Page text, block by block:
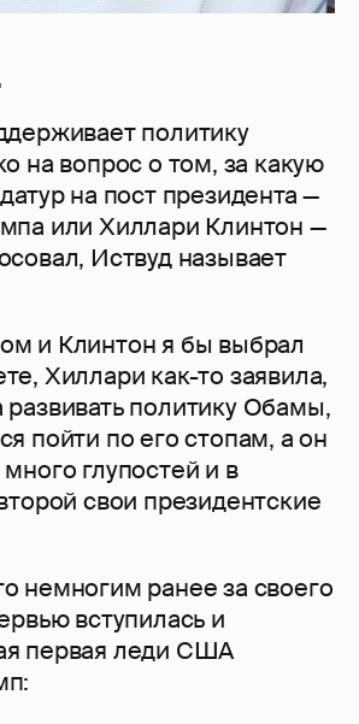
политику
на вопрос о том, за какую
на пост президента —
или Хиллари Клинтон —
Иствуд называет
и Клинтон я бы выбрал
Хиллари как-то заявила,
политику Обамы,
пойти по его стопам, а он
глупостей и в
свои президентские
немногим ранее за своего
вступилась и
первая леди США